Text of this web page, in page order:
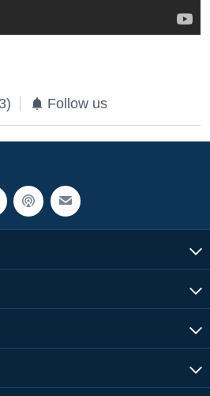
Follow us